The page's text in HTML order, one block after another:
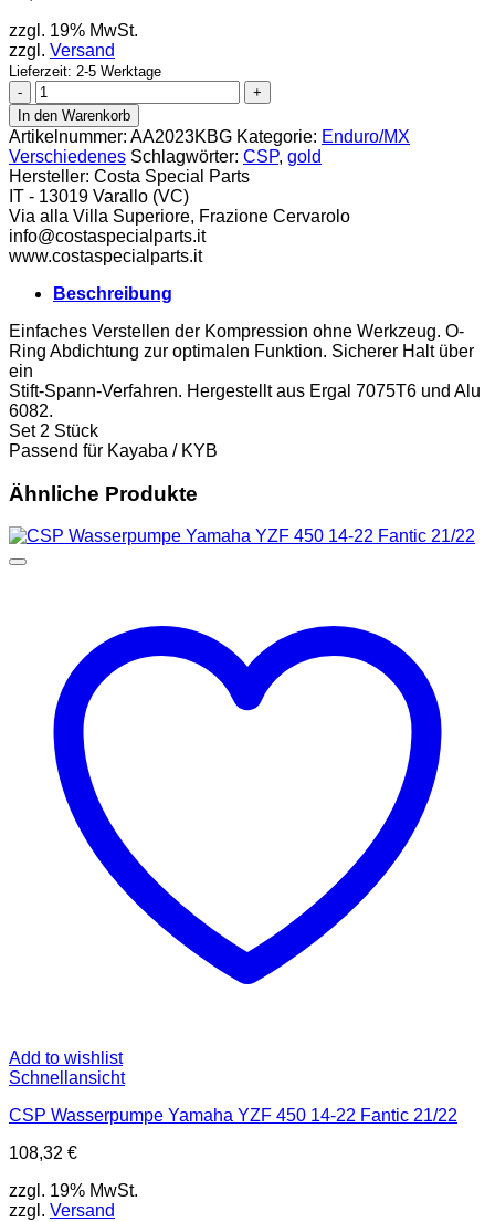
zzgl. 19% MwSt.
zzgl. Versand
Lieferzeit: 2-5 Werktage
CSP
Gabelversteller
Kayaba
gold
Menge
In den Warenkorb
Artikelnummer: AA2023KBG Kategorie: Enduro/MX
Verschiedenes Schlagwörter: CSP, gold
Hersteller: Costa Special Parts
IT - 13019 Varallo (VC)
Via alla Villa Superiore, Frazione Cervarolo
info@costaspecialparts.it
www.costaspecialparts.it
Beschreibung
Einfaches Verstellen der Kompression ohne Werkzeug. O-
Ring Abdichtung zur optimalen Funktion. Sicherer Halt über
ein
Stift-Spann-Verfahren. Hergestellt aus Ergal 7075T6 und Alu
6082.
Set 2 Stück
Passend für Kayaba / KYB
Ähnliche Produkte
Add to wishlist
Schnellansicht
CSP Wasserpumpe Yamaha YZF 450 14-22 Fantic 21/22
108,32 €
zzgl. 19% MwSt.
zzgl. Versand